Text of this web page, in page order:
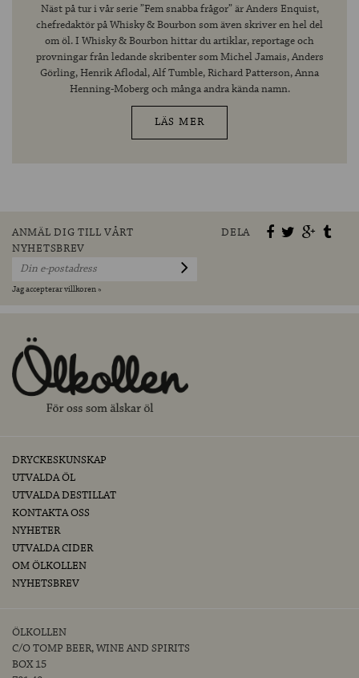
Näst på tur i vår serie ”Fem snabba frågor” är Anders Enquist,
chefredaktör på Whisky & Bourbon som även skriver en hel del
om öl. I Whisky & Bourbon hittar du artiklar, reportage och
provningar från ledande skribenter som Michel Jamais, Anders
Görling, Henrik Aflodal, Alf Tumble, Richard Patterson, Anna
Henning-Moberg och många andra kända namn.
LÄS MER
ANMÄL DIG TILL VÅRT
NYHETSBREV
Jag accepterar villkoren »
DELA
DRYCKESKUNSKAP
UTVALDA ÖL
UTVALDA DESTILLAT
KONTAKTA OSS
NYHETER
UTVALDA CIDER
OM ÖLKOLLEN
NYHETSBREV
ÖLKOLLEN
C/O TOMP BEER, WINE AND SPIRITS
BOX 15